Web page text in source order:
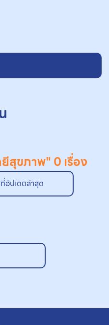
ยีสุขภาพ"0 เรื่อง
อัปเดตล่าสุด